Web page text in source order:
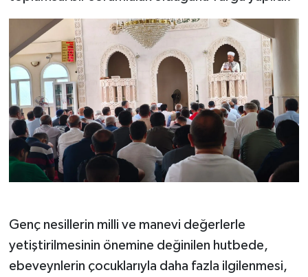
Genç nesillerin milli ve manevi değerlerle
yetiştirilmesinin önemine değinilen hutbede,
ebeveynlerin çocuklarıyla daha fazla ilgilenmesi,